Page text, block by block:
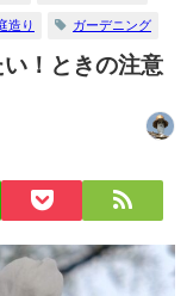
造り ガーデニング
！ときの注意